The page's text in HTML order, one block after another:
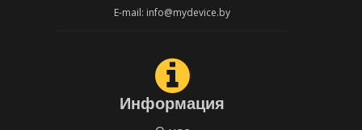
E-mail: info@mydevice.by
Информация